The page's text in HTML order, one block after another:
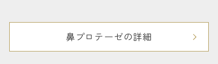
鼻プロテーゼの詳細